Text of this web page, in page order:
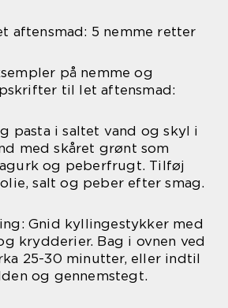
aftensmad: 5 nemme retter
på nemme og
til let aftensmad:
pasta i saltet vand og skyl i
med skåret grønt som
og peberfrugt. Tilføj
salt og peber efter smag.
Gnid kyllingestykker med
krydderier. Bag i ovnen ved
25-30 minutter, eller indtil
og gennemstegt.